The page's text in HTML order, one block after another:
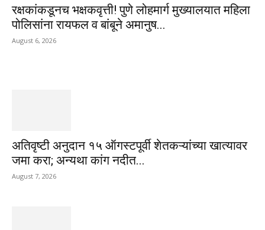
रक्षकांकडूनच भक्षकवृत्ती! पुणे लोहमार्ग मुख्यालयात महिला
पोलिसांना रायफल व बांबूने अमानुष...
August 6, 2026
अतिवृष्टी अनुदान १५ ऑगस्टपूर्वी शेतकऱ्यांच्या खात्यावर
जमा करा; अन्यथा कांग नदीत...
August 7, 2026